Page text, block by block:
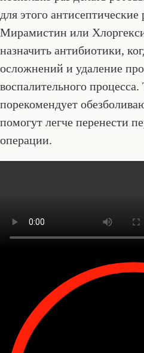
для этого
Мирамистин или
назначить антибиотики,
осложнений и удаление
воспалительного
порекомендует
помогут легче перенести
операции.